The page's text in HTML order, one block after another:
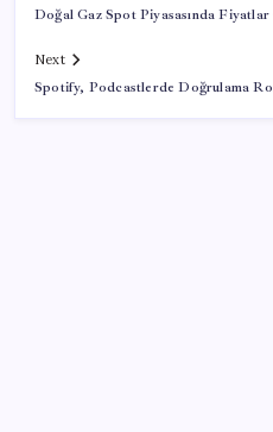
Doğal Gaz Spot Piyasasında
Next
Spotify, Podcastlerde Doğrulama